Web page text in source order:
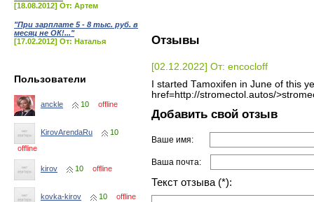
[18.08.2012] От: Артем
"При зарплате 5 - 8 тыс. руб. в
месяц не ОК!..."
[17.02.2012] От: Наталья
Пользователи
anckle 10 offline
KirovArendaRu
10
offline
kirov 10 offline
kovka-kirov 10 offline
Отзывы
[02.12.2022] От: encocloff
I started Tamoxifen in June of this
href=http://stromectol.autos/
Добавить свой отзыв
Ваше имя:
Ваша почта:
Текст отзыва (*):